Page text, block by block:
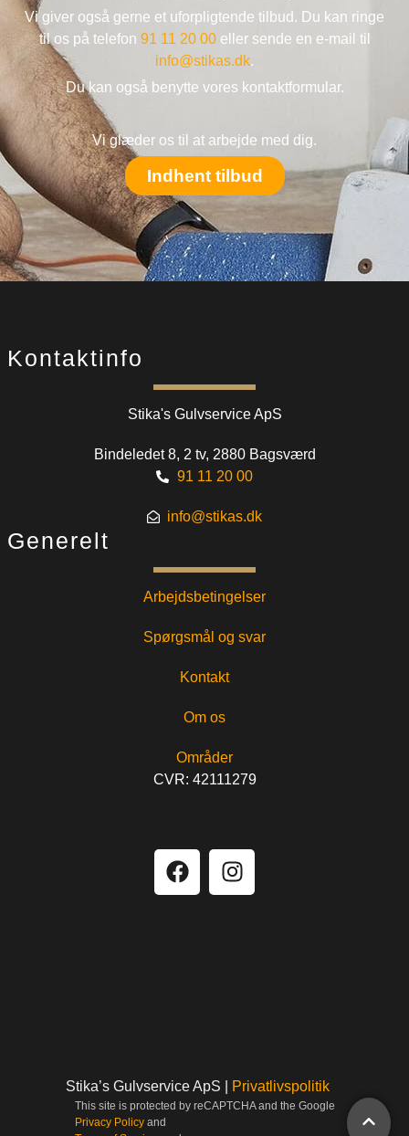
Vi giver også gerne et uforpligtende tilbud. Du kan ringe
til os på telefon 91 11 20 00eller sende en e-mail til
info@stikas.dk.
Du kan også benytte vores kontaktformular.
Vi glæder os til at arbejde med dig.
Indhent tilbud
Kontaktinfo
Stika's Gulvservice ApS​
Bindeledet 8, 2 tv, 2880 Bagsværd
91 11 20 00
info@stikas.dk
Generelt
Arbejdsbetingelser
Spørgsmål og svar
Kontakt
Om os
Områder
CVR: 42111279
Stika’s Gulvservice ApS | Privatlivspolitik
This site is protected by reCAPTCHA and the Google
Privacy Policyand